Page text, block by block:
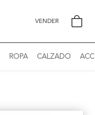
VENDER
ROPA CALZADO